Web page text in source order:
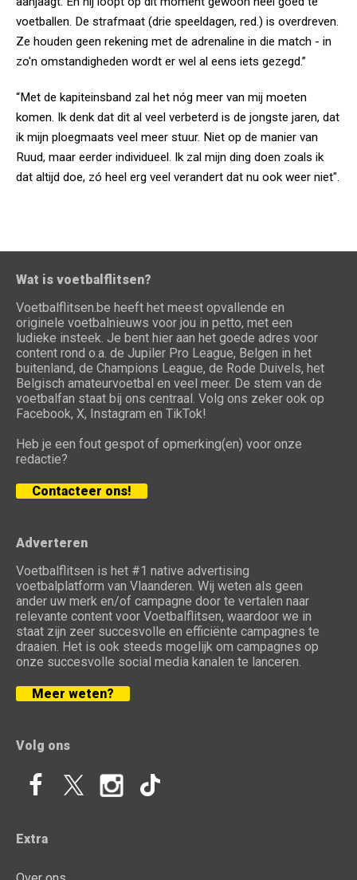
voetballen. De strafmaat (drie speeldagen, red.) is overdreven.
Ze houden geen rekening met de adrenaline in die match - in
zo'n omstandigheden wordt er wel al eens iets gezegd.”
“Met de kapiteinsband zal het nóg meer van mij moeten
komen. Ik denk dat dit al veel verbeterd is de jongste jaren, dat
ik mijn ploegmaats veel meer stuur. Niet op de manier van
Ruud, maar eerder individueel. Ik zal mijn ding doen zoals ik
dat altijd doe, zó heel erg veel verandert dat nu ook weer niet".
Wat is voetbalflitsen?
Voetbalflitsen.be heeft het meest opvallende en
originele voetbalnieuws voor jou in petto, met een
ludieke insteek. Je bent hier aan het goede adres voor
content rond o.a. de Jupiler Pro League, Belgen in het
buitenland, de Champions League, de Rode Duivels, het
Belgisch amateurvoetbal en veel meer. De stem van de
voetbalfan staat bij ons centraal. Volg ons zeker ook op
Facebook, X, Instagram en TikTok!
Heb je een fout gespot of opmerking(en) voor onze
redactie?
Contacteer ons!
Adverteren
Voetbalflitsen is het #1 native advertising
voetbalplatform van Vlaanderen. Wij weten als geen
ander uw merk en/of campagne door te vertalen naar
relevante content voor Voetbalflitsen, waardoor we in
staat zijn zeer succesvolle en efficiënte campagnes te
draaien. Het is ook steeds mogelijk om campagnes op
onze succesvolle social media kanalen te lanceren.
Meer weten?
Volg ons
Extra